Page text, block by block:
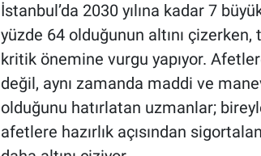
İstanbul’da 2030 yılına kadar 7
yüzde 64 olduğunun altını
kritik önemine vurgu yapıyor.
değil, aynı zamanda maddi ve
olduğunu hatırlatan uzmanlar;
afetlere hazırlık açısından